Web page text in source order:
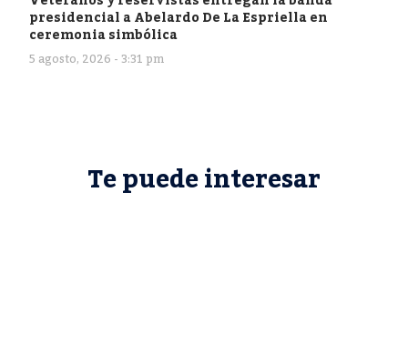
presidencial a Abelardo De La Espriella en
ceremonia simbólica
5 agosto, 2026 - 3:31 pm
Te puede interesar